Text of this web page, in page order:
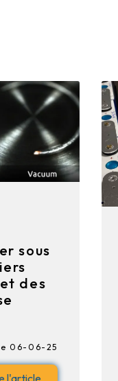
sous
des
06-06-25
l'article